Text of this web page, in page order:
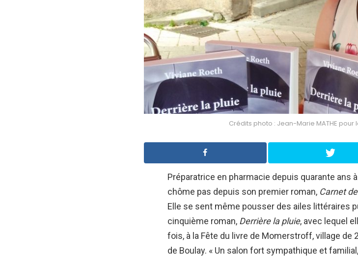
Crédits photo : Jean-Marie MATHE pour
Préparatrice en pharmacie depuis quarante ans
chôme pas depuis son premier roman, Carnet
Elle se sent même pousser des ailes littéraires
cinquième roman, Derrière la pluie, avec lequel
fois, à la Fête du livre de Momerstroff, village
de Boulay. « Un salon fort sympathique et